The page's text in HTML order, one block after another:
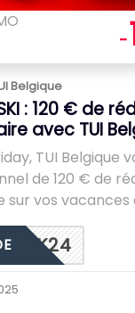
-
Belgique
: 120 € de
avec TUI
TUI Belgique
de 120 € de
vos vacances
K24